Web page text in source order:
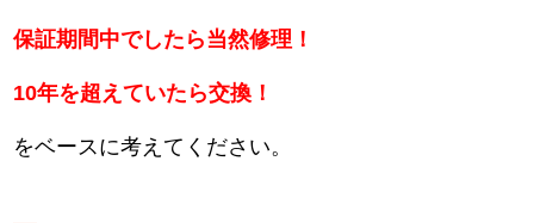
保証期間中でしたら当然修理！
10年を超えていたら交換！
をベースに考えてください。